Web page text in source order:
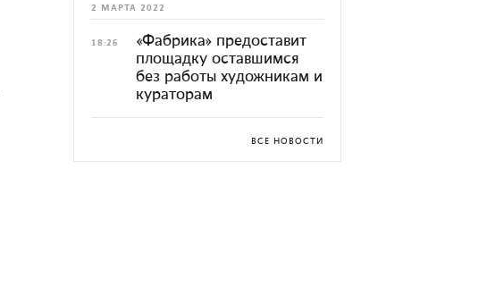
2 МАРТА 2022
18:26
«Фабрика» предоставит
площадку оставшимся
без работы художникам и
кураторам
ВСЕ НОВОСТИ